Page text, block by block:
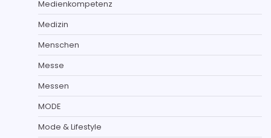
Medienkompetenz
Medizin
Menschen
Messe
Messen
MODE
Mode & Lifestyle